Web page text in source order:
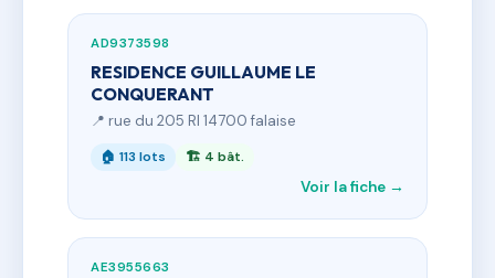
AD9373598
RESIDENCE GUILLAUME LE
CONQUERANT
📍 rue du 205 RI 14700 falaise
🏠 113 lots 🏗 4 bât.
Voir la fiche →
AE3955663